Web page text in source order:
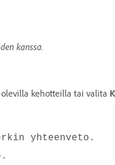
kanssa.
kehotteilla tai valita
yhteenveto.